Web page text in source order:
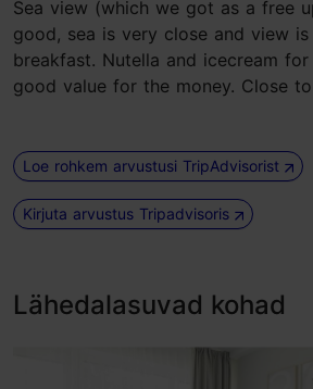
Sea view (which we got as a free
good, sea is very close and view is
breakfast. Nutella and icecream
good value for the money. Close
Loe rohkem arvustusi TripAdvisorist
Kirjuta arvustus Tripadvisoris
Lähedalasuvad kohad